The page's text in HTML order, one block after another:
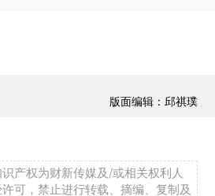
版面编辑：邱祺璞
产权为财新传媒及/或相关权利人
可，禁止进行转载、摘编、复制及